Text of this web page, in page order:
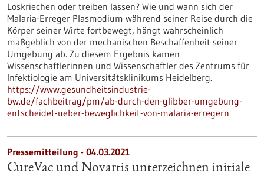
Loskriechen oder treiben lassen? Wie und wann sich der
Malaria-Erreger Plasmodium während seiner Reise durch die
Körper seiner Wirte fortbewegt, hängt wahrscheinlich
maßgeblich von der mechanischen Beschaffenheit seiner
Umgebung ab. Zu diesem Ergebnis kamen
Wissenschaftlerinnen und Wissenschaftler des Zentrums für
Infektiologie am Universitätsklinikums Heidelberg.
https://www.gesundheitsindustrie-
bw.de/fachbeitrag/pm/ab-durch-den-glibber-umgebung-
entscheidet-ueber-beweglichkeit-von-malaria-erregern
Pressemitteilung - 04.03.2021
CureVac und Novartis unterzeichnen initiale